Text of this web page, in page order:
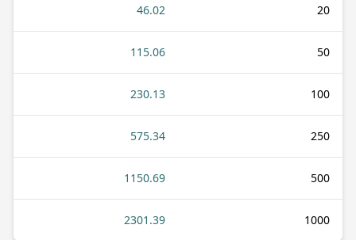
20
46.02
50
115.06
100
230.13
250
575.34
500
1150.69
1000
2301.39